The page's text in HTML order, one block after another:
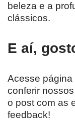
beleza e a
clássicos.
E aí,
Acesse página
conferir
o post com as
feedback!